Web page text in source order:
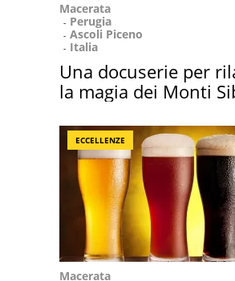
Macerata
Perugia
Ascoli Piceno
Italia
Una docuserie per
la magia dei Monti
ECCELLENZE
Macerata